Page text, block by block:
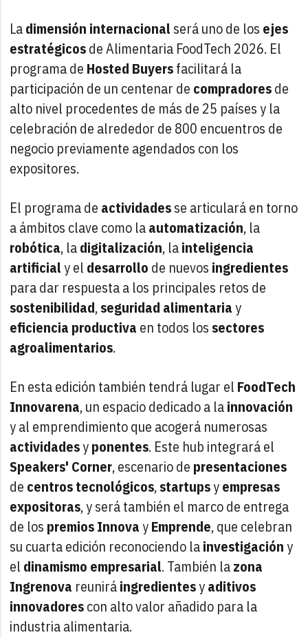
Ladimensión internacionalserá uno de los ejes
estratégicosde Alimentaria FoodTech 2026. El
programa de Hosted Buyersfacilitará la
participación de un centenar de compradoresde
alto nivel procedentes de más de 25 países y la
celebración de alrededor de 800 encuentros de
negocio previamente agendados con los
expositores.
El programa de actividadesse articulará en torno
a ámbitos clave como laautomatización, la
robótica, ladigitalización, lainteligencia
artificialy el desarrollo de nuevos ingredientes
para dar respuesta a los principales retos de
sostenibilidad,seguridad alimentariay
eficiencia productiva en todos los sectores
agroalimentarios.
En esta edición también tendrá lugar el FoodTech
Innovarena, un espacio dedicado a lainnovación
y al emprendimiento que acogerá numerosas
actividadesyponentes. Este hub integrará el
Speakers' Corner, escenario de presentaciones
de centrostecnológicos,startupsyempresas
expositoras, y será también el marco de entrega
de los premiosInnovayEmprende, que celebran
su cuarta edición reconociendo lainvestigacióny
el dinamismo empresarial. También lazona
Ingrenova reuniráingredientesyaditivos
innovadorescon alto valor añadido para la
industria alimentaria.